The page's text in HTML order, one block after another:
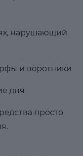
нарушающий
и воротники
дня
просто